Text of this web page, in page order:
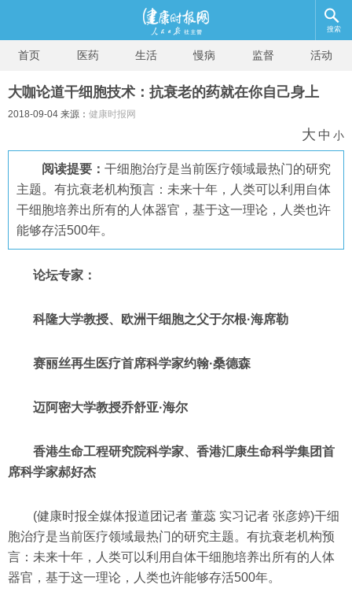
搜索
首页 医药 生活 慢病 监督 活动
大咖论道干细胞技术：抗衰老的药就在你自己身上
2018-09-04 来源： 健康时报网
大 中 小
阅读提要： 干细胞治疗是当前医疗领域最热门的研究
主题。有抗衰老机构预言：未来十年，人类可以利用自体
干细胞培养出所有的人体器官，基于这一理论，人类也许
能够存活500年。
论坛专家：
科隆大学教授、欧洲干细胞之父于尔根·海席勒
赛丽丝再生医疗首席科学家约翰·桑德森
迈阿密大学教授乔舒亚·海尔
香港生命工程研究院科学家、香港汇康生命科学集团首
席科学家郝好杰
(健康时报全媒体报道团记者 董蕊 实习记者 张彦婷)干细
胞治疗是当前医疗领域最热门的研究主题。有抗衰老机构预
言：未来十年，人类可以利用自体干细胞培养出所有的人体
器官，基于这一理论，人类也许能够存活500年。